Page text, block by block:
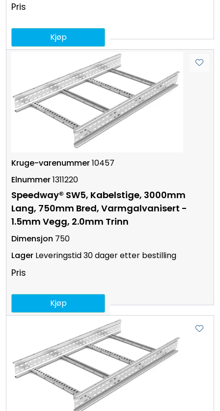
Pris
Kjøp
10457
1311220
Speedway® SW5, Kabelstige, 3000mm
Lang, 750mm Bred, Varmgalvanisert -
1.5mm Vegg, 2.0mm Trinn
750
Leveringstid 30 dager etter bestilling
Pris
Kjøp